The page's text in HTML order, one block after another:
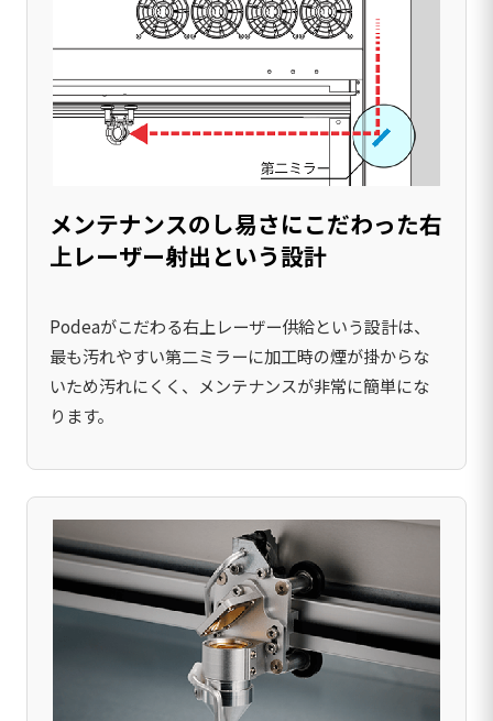
メンテナンスのし易さにこだわった右
上レーザー射出という設計
Podeaがこだわる右上レーザー供給という設計は、
最も汚れやすい第二ミラーに加工時の煙が掛からな
いため汚れにくく、メンテナンスが非常に簡単にな
ります。